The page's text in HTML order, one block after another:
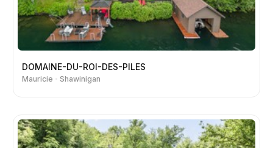
DOMAINE-DU-ROI-DES-PILES
Mauricie Shawinigan